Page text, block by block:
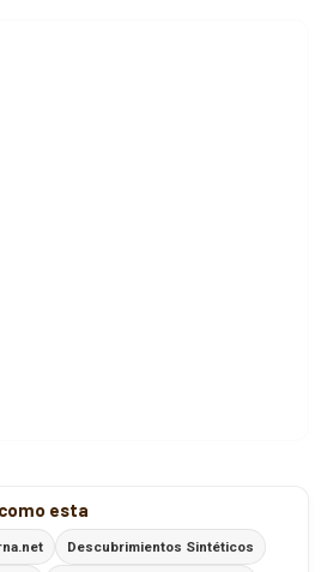
esta
Descubrimientos Sintéticos